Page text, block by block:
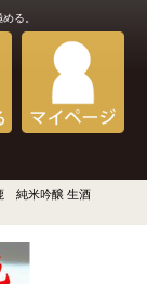
る。
純米吟醸 生酒